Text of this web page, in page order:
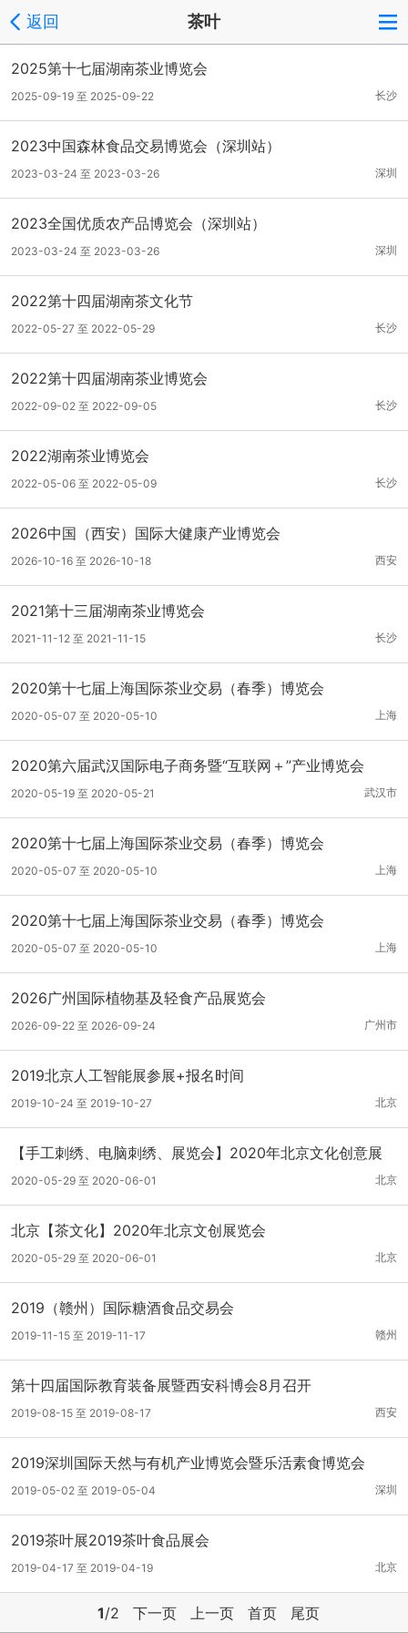
返回 茶叶
2025第十七届湖南茶业博览会
长沙
2025-09-19 至 2025-09-22
2023中国森林食品交易博览会（深圳站）
深圳
2023-03-24 至 2023-03-26
2023全国优质农产品博览会（深圳站）
深圳
2023-03-24 至 2023-03-26
2022第十四届湖南茶文化节
长沙
2022-05-27 至 2022-05-29
2022第十四届湖南茶业博览会
长沙
2022-09-02 至 2022-09-05
2022湖南茶业博览会
长沙
2022-05-06 至 2022-05-09
2026中国（西安）国际大健康产业博览会
西安
2026-10-16 至 2026-10-18
2021第十三届湖南茶业博览会
长沙
2021-11-12 至 2021-11-15
2020第十七届上海国际茶业交易（春季）博览会
上海
2020-05-07 至 2020-05-10
2020第六届武汉国际电子商务暨“互联网＋”产业博览会
武汉市
2020-05-19 至 2020-05-21
2020第十七届上海国际茶业交易（春季）博览会
上海
2020-05-07 至 2020-05-10
2020第十七届上海国际茶业交易（春季）博览会
上海
2020-05-07 至 2020-05-10
2026广州国际植物基及轻食产品展览会
广州市
2026-09-22 至 2026-09-24
2019北京人工智能展参展+报名时间
北京
2019-10-24 至 2019-10-27
【手工刺绣、电脑刺绣、展览会】2020年北京文化创意展
北京
2020-05-29 至 2020-06-01
北京【茶文化】2020年北京文创展览会
北京
2020-05-29 至 2020-06-01
2019（赣州）国际糖酒食品交易会
赣州
2019-11-15 至 2019-11-17
第十四届国际教育装备展暨西安科博会8月召开
西安
2019-08-15 至 2019-08-17
2019深圳国际天然与有机产业博览会暨乐活素食博览会
深圳
2019-05-02 至 2019-05-04
2019茶叶展2019茶叶食品展会
北京
2019-04-17 至 2019-04-19
1/2 下一页 上一页 首页 尾页